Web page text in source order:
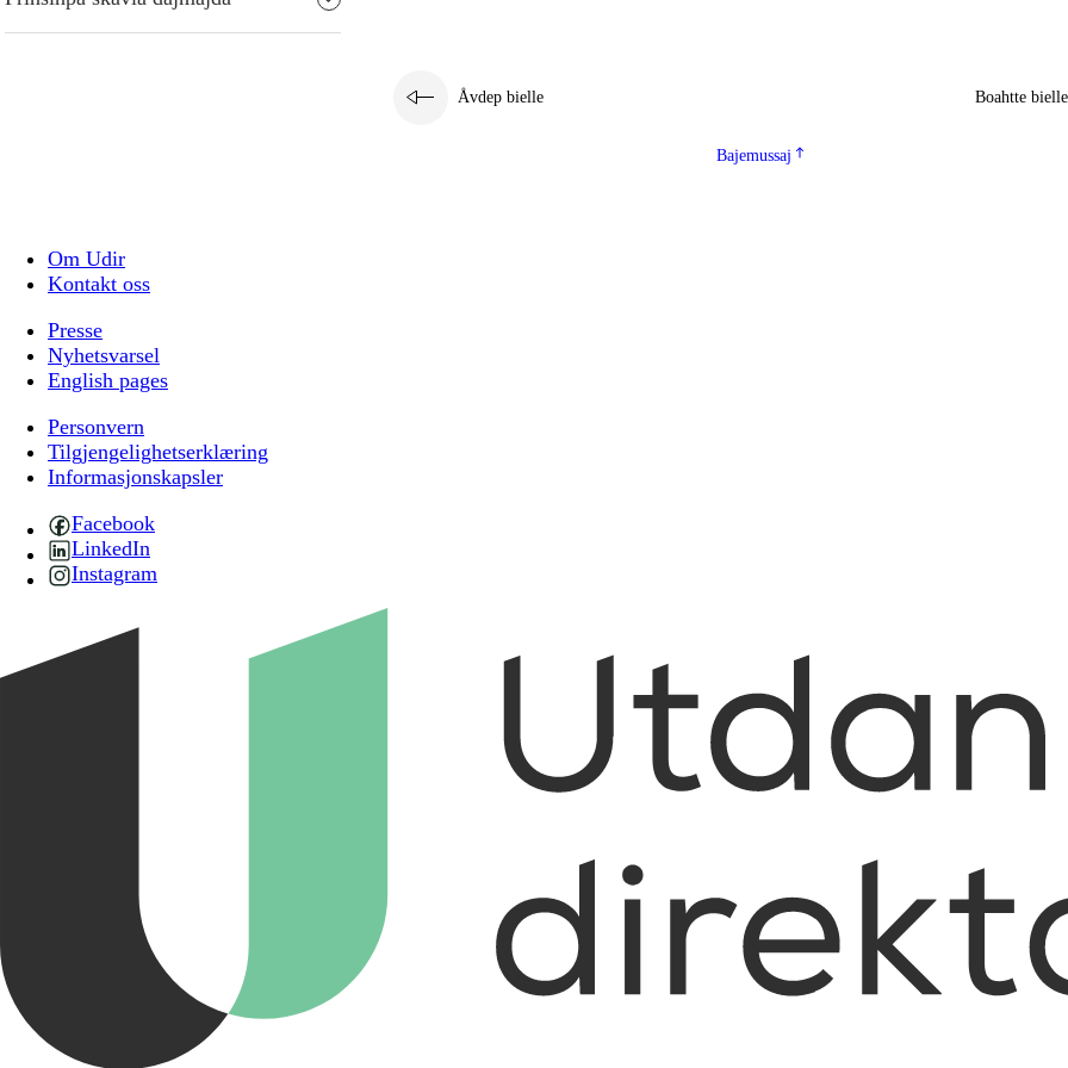
Åvdep bielle Boahtte bielle
Bajemussaj
Om Udir
Kontakt oss
Presse
Nyhetsvarsel
English pages
Personvern
Tilgjengelighetserklæring
Informasjonskapsler
Facebook
LinkedIn
Instagram